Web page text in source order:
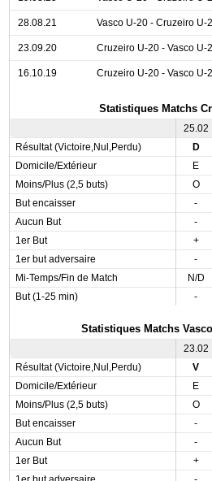
28.08.21 Vasco U-20 - Cruzeiro U-
23.09.20 Cruzeiro U-20 - Vasco U-
16.10.19 Cruzeiro U-20 - Vasco U-
Statistiques Matchs
25.02
Résultat (Victoire,Nul,Perdu)
D
Domicile/Extérieur
E
Moins/Plus (2,5 buts)
O
But encaisser
-
Aucun But
-
1er But
+
1er but adversaire
-
Mi-Temps/Fin de Match
N/D
But (1-25 min)
-
Statistiques Matchs
23.02
Résultat (Victoire,Nul,Perdu)
V
Domicile/Extérieur
E
Moins/Plus (2,5 buts)
O
But encaisser
-
Aucun But
-
1er But
+